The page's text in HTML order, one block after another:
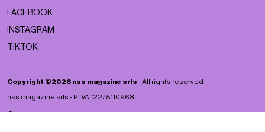
FACEBOOK
INSTAGRAM
TIKTOK
Copyright ©2026 nss magazine srls - All rights reserved
nss magazine srls - P.IVA 12275110968
©2026 nss magazine testata giornalistica registrata presso il Tribunale di